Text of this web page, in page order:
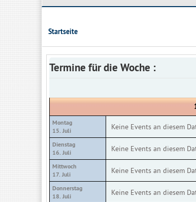
Startseite
Termine für die Woche :
Montag
15. Juli
Keine Events an diesem
Dienstag
16. Juli
Keine Events an diesem
Mittwoch
17. Juli
Keine Events an diesem
Donnerstag
18. Juli
Keine Events an diesem